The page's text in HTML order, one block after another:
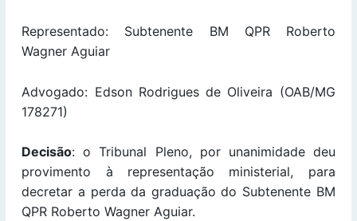
Representado: Subtenente BM QPR Roberto
Wagner Aguiar
Advogado: Edson Rodrigues de Oliveira (OAB/MG
178271)
Decisão: o Tribunal Pleno, por unanimidade deu
provimento à representação ministerial, para
decretar a perda da graduação do Subtenente BM
QPR Roberto Wagner Aguiar.